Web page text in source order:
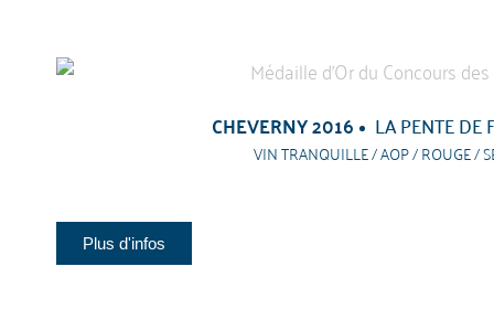
CHEVERNY 2016 LA PENTE DE
VIN TRANQUILLE / AOP / ROUGE /
Plus d'infos